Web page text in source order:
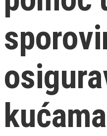
kućama